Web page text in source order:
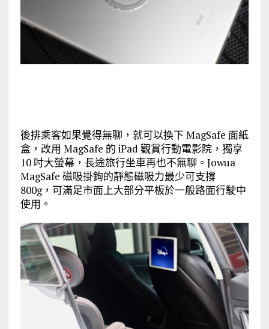
後排乘客如果覺得無聊，就可以換下 MagSafe 面紙
盒，改用 MagSafe 的 iPad 觀賞行動電影院，獨享
10 吋大螢幕，長途旅行坐車再也不無聊。Jowua
MagSafe 磁吸掛鉤的靜態磁吸力最少可支撐
800g，可滿足市面上大部分平板於一般路面行駛中
使用。